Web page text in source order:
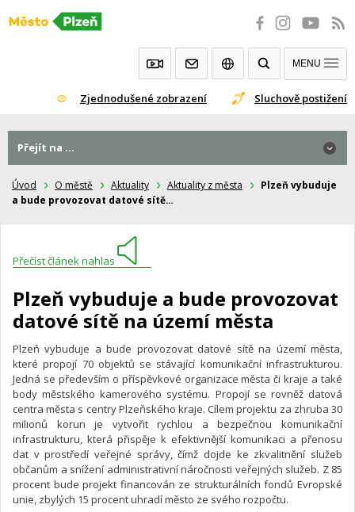
Přeskočit
Zjednodušené zobrazení Sluchově postižení
MENU
Úvod O městě Aktuality Aktuality z města
Plzeň vybuduje
a bude provozovat datové sítě…
Přečíst článek nahlas
Plzeň vybuduje a bude provozovat
datové sítě na území města
Plzeň vybuduje a bude provozovat datové sítě na území města,
které propojí 70 objektů se stávající komunikační infrastrukturou.
Jedná se především o příspěvkové organizace města či kraje a také
body městského kamerového systému. Propojí se rovněž datová
centra města s centry Plzeňského kraje. Cílem projektu za zhruba 30
milionů korun je vytvořit rychlou a bezpečnou komunikační
infrastrukturu, která přispěje k efektivnější komunikaci a přenosu
dat v prostředí veřejné správy, čímž dojde ke zkvalitnění služeb
občanům a snížení administrativní náročnosti veřejných služeb. Z 85
procent bude projekt financován ze strukturálních fondů Evropské
unie, zbylých 15 procent uhradí město ze svého rozpočtu.
Přejít na ...